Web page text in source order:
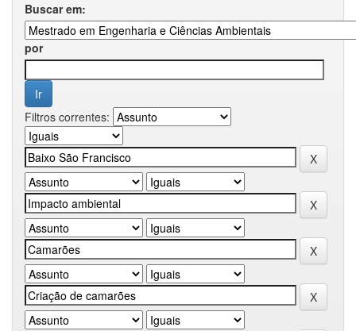
Buscar em:
por
Filtros correntes: